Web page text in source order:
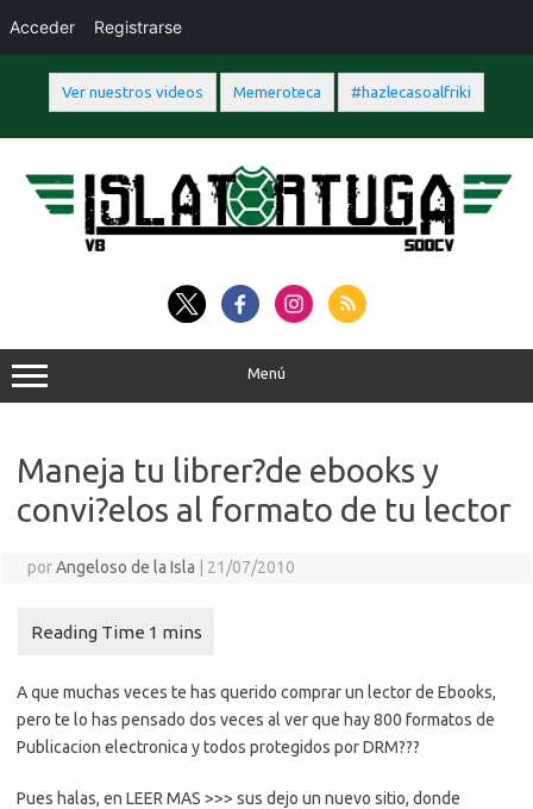
Ver nuestros videos Memeroteca #hazlecasoalfriki
contenido
Menú
Maneja tu librer?de ebooks y
convi?elos al formato de tu lector
porAngeloso de la Isla 21/07/2010
A que muchas veces te has querido comprar un lector de Ebooks,
pero te lo has pensado dos veces al ver que hay 800 formatos de
Publicacion electronica y todos protegidos por DRM???
Pues halas, en LEER MAS >>> sus dejo un nuevo sitio, donde
Acceder Registrarse